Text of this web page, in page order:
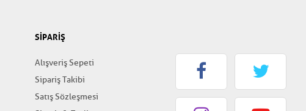
SİPARİŞ
Alışveriş Sepeti
Sipariş Takibi
Satış Sözleşmesi